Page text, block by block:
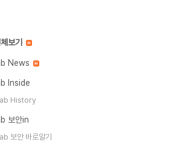
보기
News
Inside
History
보안in
보안 바로알기